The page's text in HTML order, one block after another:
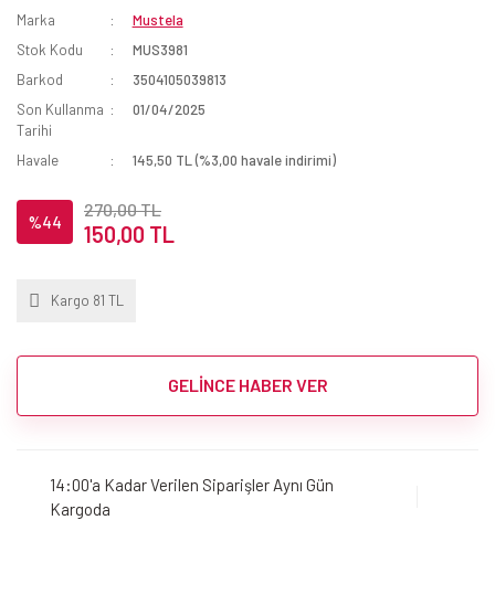
Marka
Mustela
Stok Kodu
MUS3981
Barkod
3504105039813
Son Kullanma
Tarihi
01/04/2025
Havale 145,50 TL (%3,00 havale indirimi)
%44
270,00 TL
150,00 TL
Kargo 81 TL
GELİNCE HABER VER
14:00'a Kadar Verilen Siparişler Aynı Gün
Kargoda